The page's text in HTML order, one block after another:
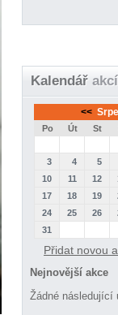
Kalendář akcí
<<
Po Út St
3
4 5
10
11 12
17
18 19
24
25 26
31
Přidat novou
Nejnovější akce
Žádné následující